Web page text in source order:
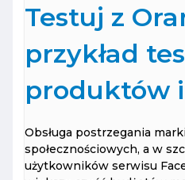
Testuj z
przykład
produktów i
Obsługa postrzegania
społecznościowych, a w
użytkowników serwisu